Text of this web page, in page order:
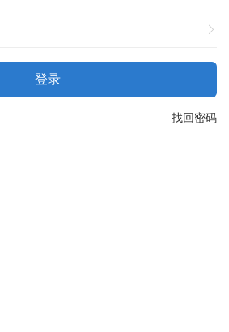
登录
找回密码